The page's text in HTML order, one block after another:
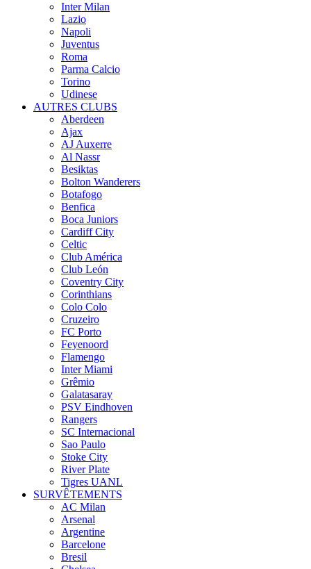
Inter Milan
Lazio
Napoli
Juventus
Roma
Parma Calcio
Torino
Udinese
AUTRES CLUBS
Aberdeen
Ajax
AJ Auxerre
Al Nassr
Besiktas
Bolton Wanderers
Botafogo
Benfica
Boca Juniors
Cardiff City
Celtic
Club América
Club León
Coventry City
Corinthians
Colo Colo
Cruzeiro
FC Porto
Feyenoord
Flamengo
Inter Miami
Grêmio
Galatasaray
PSV Eindhoven
Rangers
SC Internacional
Sao Paulo
Stoke City
River Plate
Tigres UANL
SURVÊTEMENTS
AC Milan
Arsenal
Argentine
Barcelone
Bresil